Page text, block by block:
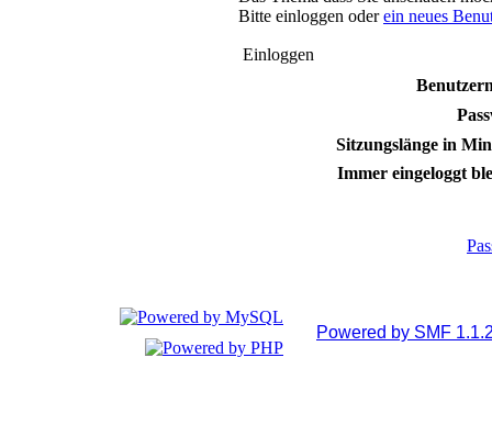
Bitte einloggen oderein neues
Einloggen
Sitzungslänge in
Immer eingeloggt
Powered by SMF